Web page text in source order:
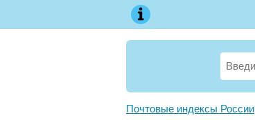
Почтовые индексы России